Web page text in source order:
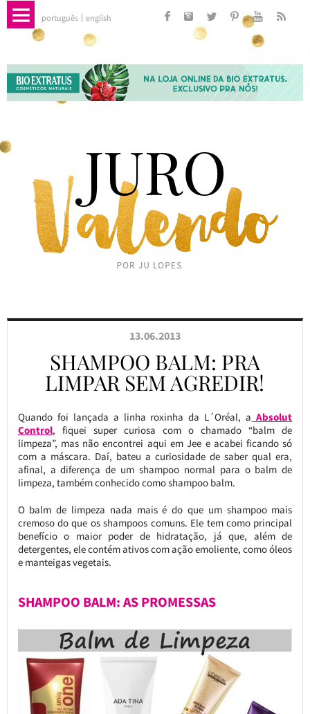
português english
13.06.2013
SHAMPOO BALM: PRA
LIMPAR SEM AGREDIR!
Quando foi lançada a linha roxinha da L´Oréal, a Absolut
Control, fiquei super curiosa com o chamado “balm de
limpeza”, mas não encontrei aqui em Jee e acabei ficando só
com a máscara. Daí, bateu a curiosidade de saber qual era,
afinal, a diferença de um shampoo normal para o balm de
limpeza, também conhecido como shampoo balm.
O balm de limpeza nada mais é do que um shampoo mais
cremoso do que os shampoos comuns. Ele tem como principal
benefício o maior poder de hidratação, já que, além de
detergentes, ele contém ativos com ação emoliente, como óleos
e manteigas vegetais.
SHAMPOO BALM: AS PROMESSAS